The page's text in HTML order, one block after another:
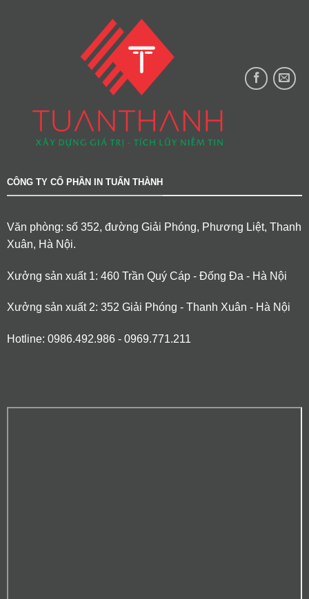
CÔNG TY CỔ PHẦN IN TUẤN THÀNH
Văn phòng: số 352, đường Giải Phóng, Phương Liệt, Thanh
Xuân, Hà Nội.
Xưởng sản xuất 1: 460 Trần Quý Cáp - Đống Đa - Hà Nội
Xưởng sản xuất 2: 352 Giải Phóng - Thanh Xuân - Hà Nội
Hotline: 0986.492.986 - 0969.771.211